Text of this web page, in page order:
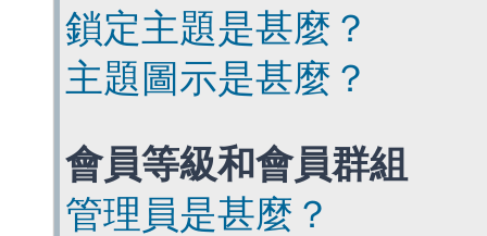
鎖定主題是甚麼？
主題圖示是甚麼？
會員等級和會員群組
管理員是甚麼？